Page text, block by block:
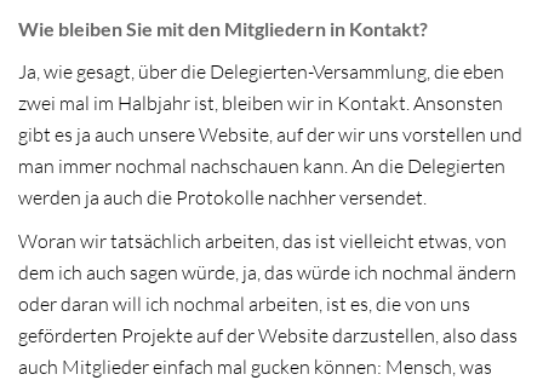
Wie bleiben Sie mit den Mitgliedern in Kontakt?
Ja, wie gesagt, über die Delegierten-Versammlung, die eben
zwei mal im Halbjahr ist, bleiben wir in Kontakt. Ansonsten
gibt es ja auch unsere Website, auf der wir uns vorstellen und
man immer nochmal nachschauen kann. An die Delegierten
werden ja auch die Protokolle nachher versendet.
Woran wir tatsächlich arbeiten, das ist vielleicht etwas, von
dem ich auch sagen würde, ja, das würde ich nochmal ändern
oder daran will ich nochmal arbeiten, ist es, die von uns
geförderten Projekte auf der Website darzustellen, also dass
auch Mitglieder einfach mal gucken können: Mensch, was